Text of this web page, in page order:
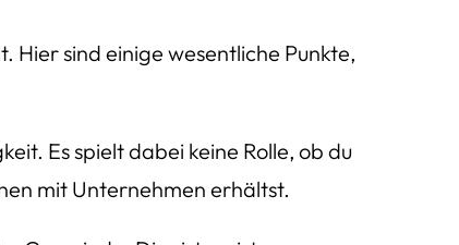
Hier sind einige wesentliche Punkte,
Es spielt dabei keine Rolle, ob du
mit Unternehmen erhältst.